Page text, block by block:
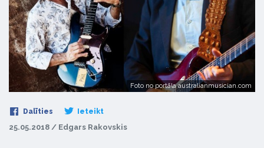
Foto no portāla australianmusician.com
Dalīties Ieteikt
25.05.2018 / Edgars Rakovskis